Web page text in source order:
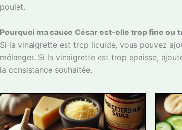
poulet.
Pourquoi ma sauce César est-elle trop fine ou
Si la vinaigrette est trop liquide, vous pouvez
mélanger. Si la vinaigrette est trop épaisse,
la consistance souhaitée.